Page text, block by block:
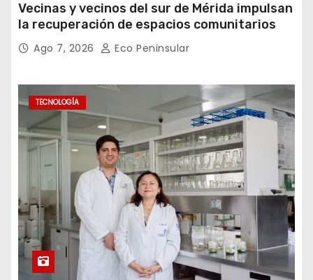
Vecinas y vecinos del sur de Mérida impulsan
la recuperación de espacios comunitarios
Ago 7, 2026 Eco Peninsular
TECNOLOGÍA